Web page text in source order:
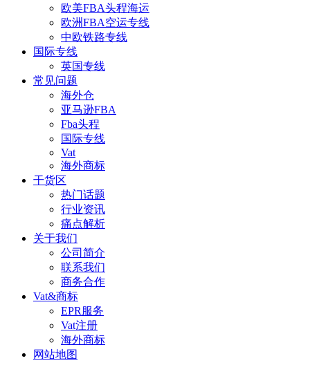
欧美FBA头程海运
欧洲FBA空运专线
中欧铁路专线
国际专线
英国专线
常见问题
海外仓
亚马逊FBA
Fba头程
国际专线
Vat
海外商标
干货区
热门话题
行业资讯
痛点解析
关于我们
公司简介
联系我们
商务合作
Vat&商标
EPR服务
Vat注册
海外商标
网站地图